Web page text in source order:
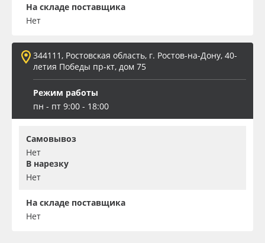
На складе поставщика
Нет
344111, Ростовская область, г. Ростов-на-Дону, 40-
летия Победы пр-кт, дом 75
Режим работы
пн - пт 9:00 - 18:00
Самовывоз
Нет
В нарезку
Нет
На складе поставщика
Нет